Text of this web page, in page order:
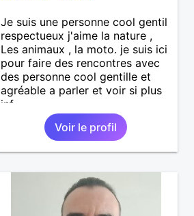
Je suis une personne cool gentil
respectueux j'aime la nature ,
Les animaux , la moto. je suis ici
pour faire des rencontres avec
des personne cool gentille et
agréable a parler et voir si plus
inf
Voir le profil